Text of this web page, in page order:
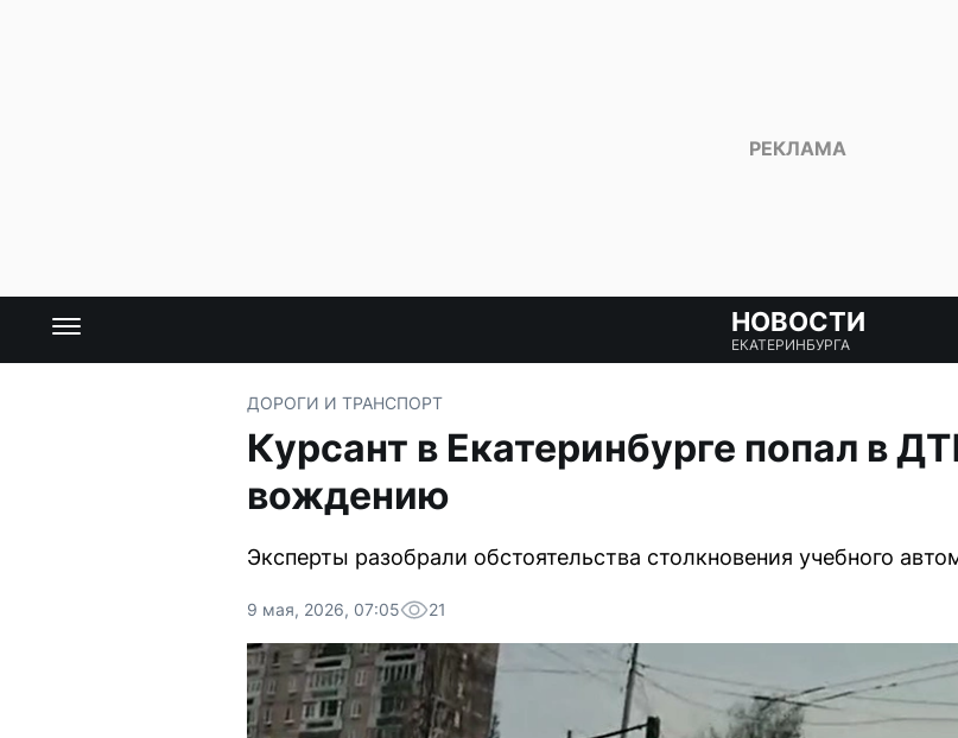
НОВОСТИ
ЕКАТЕРИНБУРГА
ДОРОГИ И ТРАНСПОРТ
Курсант в Екатеринбурге попал в
вождению
Эксперты разобрали обстоятельства столкновения учебного
9 мая, 2026, 07:05 21